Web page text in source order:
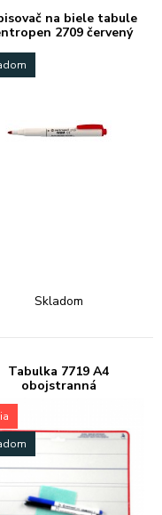
na biele tabule
2709 červený
Skladom
Tabulka 7719 A4
obojstranná